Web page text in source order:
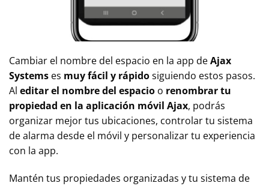
Cambiar el nombre del espacio en la app deAjax
Systems es muy fácil y rápidosiguiendo estos pasos.
Al editar el nombre del espacio o renombrar tu
propiedad en la aplicación móvil Ajax, podrás
organizar mejor tus ubicaciones, controlar tu sistema
de alarma desde el móvil y personalizar tu experiencia
con la app.
Mantén tus propiedades organizadas y tu sistema de